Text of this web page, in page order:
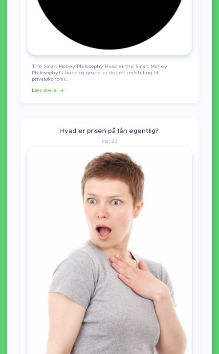
The Smart Money Philosophy Hvad er the Smart Money
Philosophy? I bund og grund er det en indstilling til
privatøkonomi…
Læs mere
Hvad er prisen på lån egentlig?
maj 29